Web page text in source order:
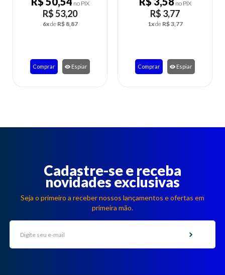
no PIX
R$ 3,77
1xdeR$ 3,77
Comprar Espiar
no PIX
R$ 25,49
5xdeR$ 5,10
Comprar Espiar
Cadastre-se e receba
novidades exclusivas
Seja o primeiro a receber nossos lançamentos e ofertas em
primeira mão.